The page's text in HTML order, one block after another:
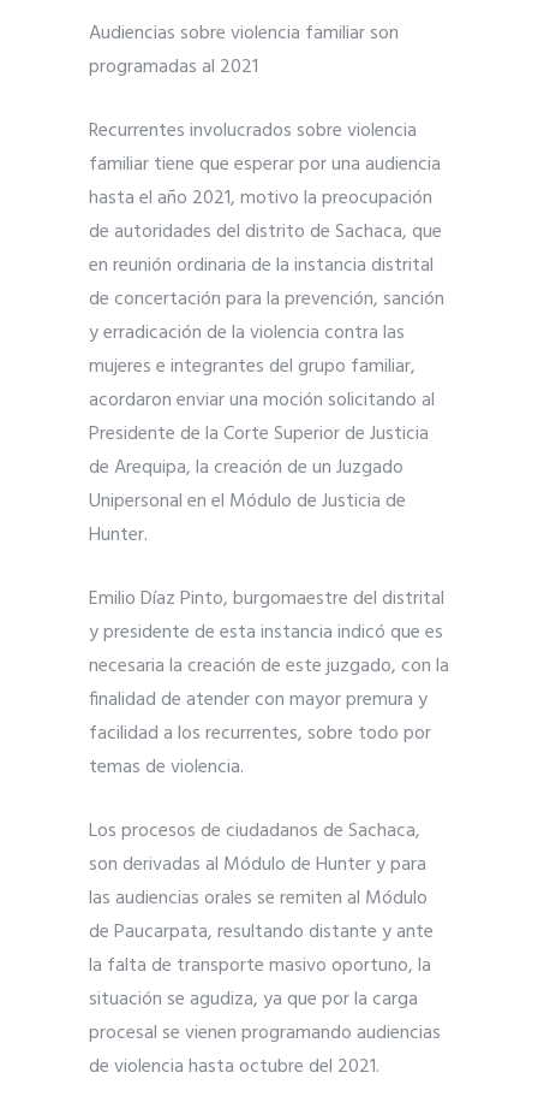
Audiencias sobre violencia familiar son
programadas al 2021
Recurrentes involucrados sobre violencia
familiar tiene que esperar por una audiencia
hasta el año 2021, motivo la preocupación
de autoridades del distrito de Sachaca, que
en reunión ordinaria de la instancia distrital
de concertación para la prevención, sanción
y erradicación de la violencia contra las
mujeres e integrantes del grupo familiar,
acordaron enviar una moción solicitando al
Presidente de la Corte Superior de Justicia
de Arequipa, la creación de un Juzgado
Unipersonal en el Módulo de Justicia de
Hunter.
Emilio Díaz Pinto, burgomaestre del distrital
y presidente de esta instancia indicó que es
necesaria la creación de este juzgado, con la
finalidad de atender con mayor premura y
facilidad a los recurrentes, sobre todo por
temas de violencia.
Los procesos de ciudadanos de Sachaca,
son derivadas al Módulo de Hunter y para
las audiencias orales se remiten al Módulo
de Paucarpata, resultando distante y ante
la falta de transporte masivo oportuno, la
situación se agudiza, ya que por la carga
procesal se vienen programando audiencias
de violencia hasta octubre del 2021.